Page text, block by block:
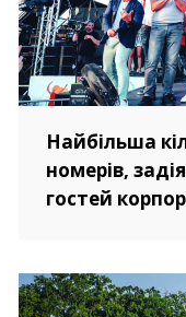
Найбільша
номерів,
гостей